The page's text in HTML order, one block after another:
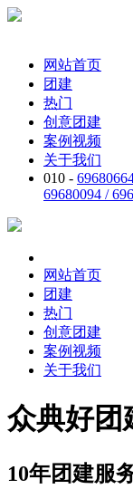
网站首页
团建
热门
创意团建
案例视频
关于我们
010 -
69680094 /
网站首页
团建
热门
创意团建
案例视频
关于我们
众典好团
10年团建服